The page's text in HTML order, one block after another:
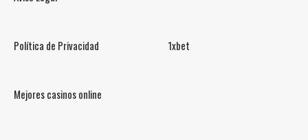
Política de Privacidad 1xbet
Mejores casinos online